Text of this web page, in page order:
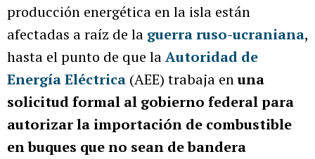
producción energética en la isla están
afectadas a raíz de la guerra ruso-ucraniana,
hasta el punto de que laAutoridad de
Energía Eléctrica (AEE) trabaja enuna
solicitud formal al gobierno federal para
autorizar la importación de combustible
en buques que no sean de bandera